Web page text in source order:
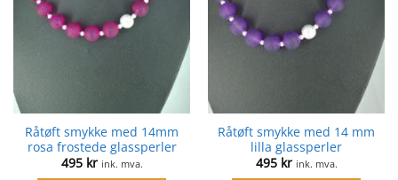
Råtøft smykke med 14mm
rosa frostede glassperler
495 kr ink. mva.
Råtøft smykke med 14 mm
lilla glassperler
495 kr ink. mva.